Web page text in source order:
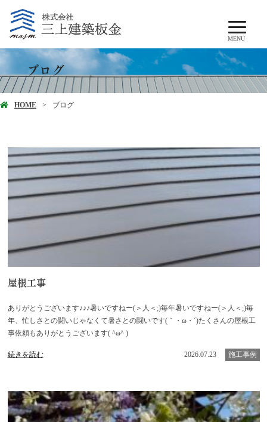
MENU
ブログ
HOME ブログ
屋根工事
ありがとうございます♪♪♪暑いですねー(＞人＜;)毎年暑いですねー(＞人＜;)毎
年、忙しさとの闘いじゃなくて暑さとの闘いです(｀・ω・´)たくさんの屋根工
事依頼もありがとうございます( ^ω^ )
続きを読む 2026.07.23 施工事例